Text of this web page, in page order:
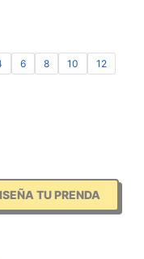
6 8 10
12
TU PRENDA